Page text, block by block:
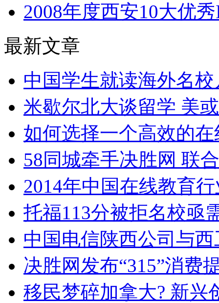
2008年度西安10大优
最新文章
中国学生就读海外名
米歇尔北大谈留学 美
如何选择一个高效的
58同城牵手决胜网 联
2014年中国在线教育
托福113分被拒名校亟
中国电信陕西公司与
决胜网发布“315”消费
移民梦碎加拿大? 新兴